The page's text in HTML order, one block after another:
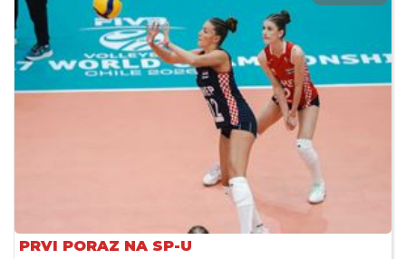
PRVI PORAZ NA SP-U